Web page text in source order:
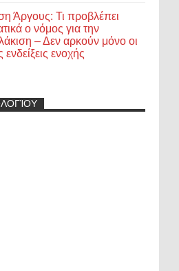
Άργους: Τι προβλέπει
ο νόμος για την
– Δεν αρκούν μόνο οι
ενδείξεις ενοχής